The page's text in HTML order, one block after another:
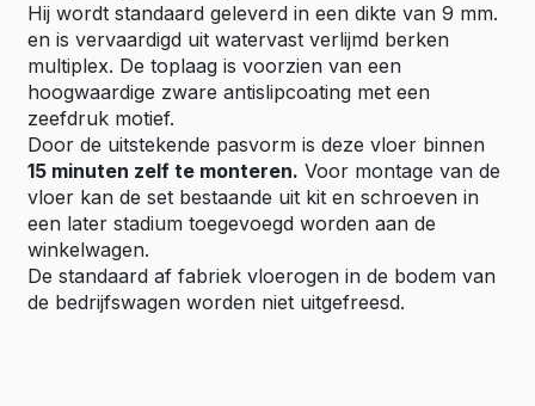
Hij wordt standaard geleverd in een dikte van 9 mm.
en is vervaardigd uit watervast verlijmd berken
multiplex. De toplaag is voorzien van een
hoogwaardige zware antislipcoating met een
zeefdruk motief.
Door de uitstekende pasvorm is deze vloer binnen
15 minuten zelf te monteren. Voor montage van de
vloer kan de set bestaande uit kit en schroeven in
een later stadium toegevoegd worden aan de
winkelwagen.
De standaard af fabriek vloerogen in de bodem van
de bedrijfswagen worden niet uitgefreesd.